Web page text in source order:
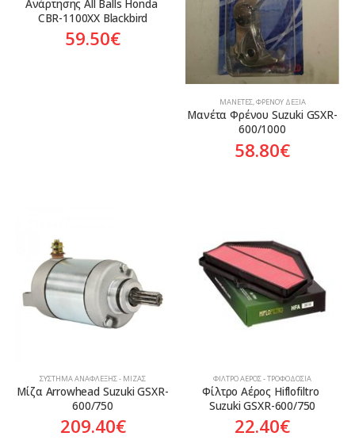
Ανάρτησης All Balls Honda
CBR-1100XX Blackbird
59.50€
ΜΑΝΈΤΕΣ,ΦΡΈΝΟΥ ΔΕΞΙΆ
Μανέτα Φρένου Suzuki GSXR-
600/1000
58.80€
ΣΎΣΤΗΜΑ ΑΝΆΦΛΕΞΗΣ - ΜΊΖΑΣ
Μίζα Arrowhead Suzuki GSXR-
600/750
209.40€
ΦΊΛΤΡΟ ΑΈΡΟΣ - ΤΡΟΦΟΔΟΣΊΑ
Φίλτρο Αέρος Hiflofiltro
Suzuki GSXR-600/750
22.40€